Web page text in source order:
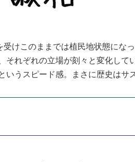
けこのままでは植民地状態にな
れぞれの立場が刻々と変化して
うスピード感。まさに歴史はサ